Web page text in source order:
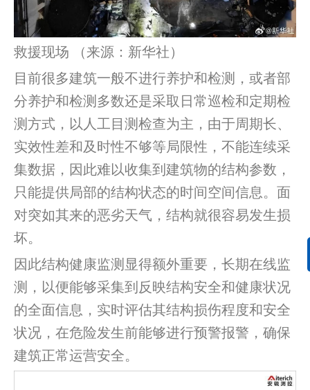
救援现场 （来源：新华社）
目前很多建筑一般不进行养护和检测，或者部
分养护和检测多数还是采取日常巡检和定期检
测方式，以人工目测检查为主，由于周期长、
实效性差和及时性不够等局限性，不能连续采
集数据，因此难以收集到建筑物的结构参数，
只能提供局部的结构状态的时间空间信息。面
对突如其来的恶劣天气，结构就很容易发生损
坏。
因此结构健康监测显得额外重要，长期在线监
测，以便能够采集到反映结构安全和健康状况
的全面信息，实时评估其结构损伤程度和安全
状况，在危险发生前能够进行预警报警，确保
建筑正常运营安全。